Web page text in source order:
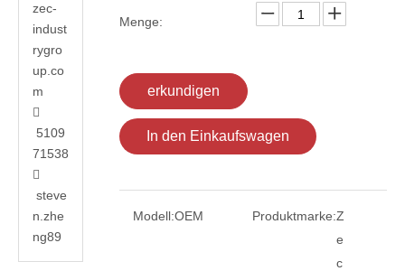
zec-
indust
rygro
up.co
m

5109
71538

steve
n.zhe
ng89
Menge:
erkundigen
In den Einkaufswagen
Modell:OEM Produktmarke:Z
e
c